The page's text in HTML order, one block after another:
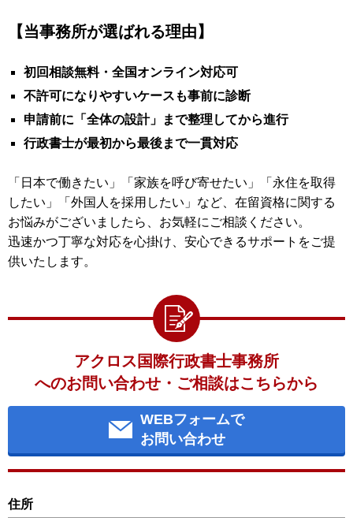
【当事務所が選ばれる理由】
初回相談無料・全国オンライン対応可
不許可になりやすいケースも事前に診断
申請前に「全体の設計」まで整理してから進行
行政書士が最初から最後まで一貫対応
「日本で働きたい」「家族を呼び寄せたい」「永住を取得
したい」「外国人を採用したい」など、在留資格に関する
お悩みがございましたら、お気軽にご相談ください。
迅速かつ丁寧な対応を心掛け、安心できるサポートをご提
供いたします。
アクロス国際行政書士事務所
へのお問い合わせ・ご相談はこちらから
WEBフォームで
お問い合わせ
住所